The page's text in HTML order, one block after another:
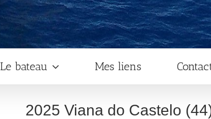
Le bateau Mes liens
2025 Viana do Castelo